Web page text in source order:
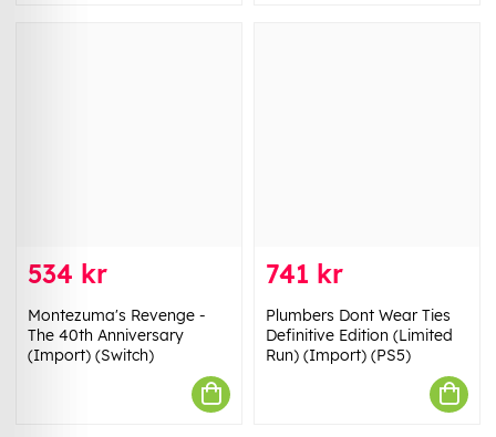
534 kr
Montezuma's Revenge -
The 40th Anniversary
(Import) (Switch)
741 kr
Plumbers Dont Wear Ties
Definitive Edition (Limited
Run) (Import) (PS5)